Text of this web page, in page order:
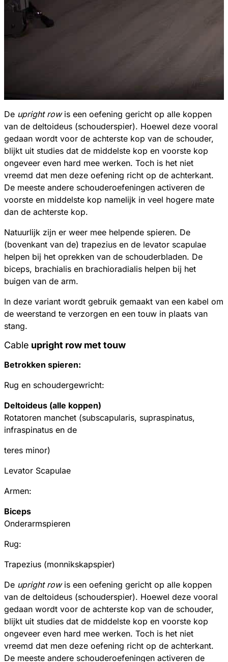
De upright row is een oefening gericht op alle koppen
van de deltoideus (schouderspier). Hoewel deze vooral
gedaan wordt voor de achterste kop van de schouder,
blijkt uit studies dat de middelste kop en voorste kop
ongeveer even hard mee werken. Toch is het niet
vreemd dat men deze oefening richt op de achterkant.
De meeste andere schouderoefeningen activeren de
voorste en middelste kop namelijk in veel hogere mate
dan de achterste kop.
Natuurlijk zijn er weer mee helpende spieren. De
(bovenkant van de) trapezius en de levator scapulae
helpen bij het oprekken van de schouderbladen. De
biceps, brachialis en brachioradialis helpen bij het
buigen van de arm.
In deze variant wordt gebruik gemaakt van een kabel om
de weerstand te verzorgen en een touw in plaats van
stang.
Cable upright row met touw
Betrokken spieren:
Rug en schoudergewricht:
Deltoideus (alle koppen)
Rotatoren manchet (subscapularis, supraspinatus,
infraspinatus en de
teres minor)
Levator Scapulae
Armen:
Biceps
Onderarmspieren
Rug:
Trapezius (monnikskapspier)
De upright row is een oefening gericht op alle koppen
van de deltoideus (schouderspier). Hoewel deze vooral
gedaan wordt voor de achterste kop van de schouder,
blijkt uit studies dat de middelste kop en voorste kop
ongeveer even hard mee werken. Toch is het niet
vreemd dat men deze oefening richt op de achterkant.
De meeste andere schouderoefeningen activeren de